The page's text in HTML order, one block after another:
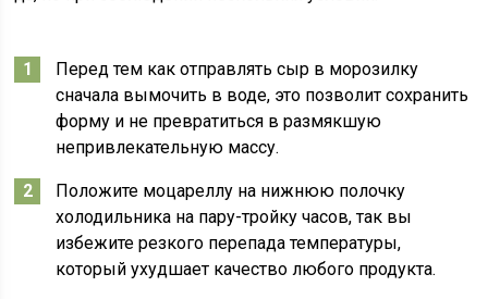
Перед тем как отправлять сыр в морозилку
сначала вымочить в воде, это позволит сохранить
форму и не превратиться в размякшую
непривлекательную массу.
Положите моцареллу на нижнюю полочку
холодильника на пару-тройку часов, так вы
избежите резкого перепада температуры,
который ухудшает качество любого продукта.